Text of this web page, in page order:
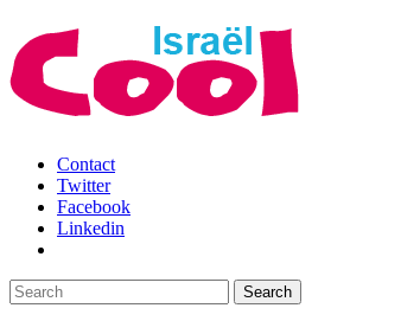
Contact
Twitter
Facebook
Linkedin